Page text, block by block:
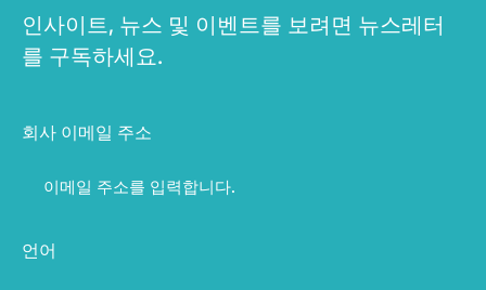
인사이트, 뉴스 및 이벤트를 보려면 뉴스레터
를 구독하세요.
회사 이메일 주소
언어